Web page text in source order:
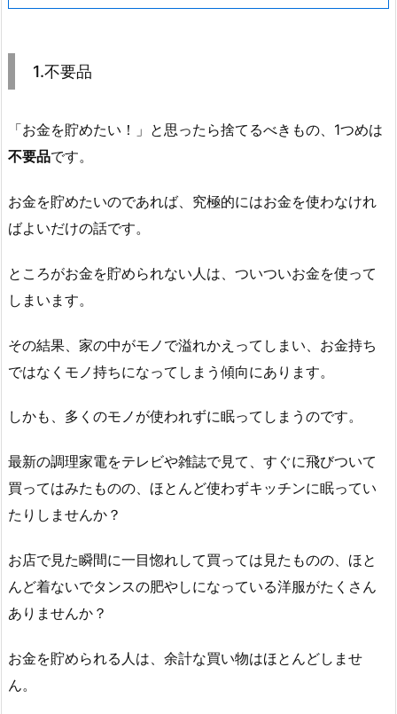
1.不要品
「お金を貯めたい！」と思ったら捨てるべきもの、1つめは
不要品です。
お金を貯めたいのであれば、究極的にはお金を使わなけれ
ばよいだけの話です。
ところがお金を貯められない人は、ついついお金を使って
しまいます。
その結果、家の中がモノで溢れかえってしまい、お金持ち
ではなくモノ持ちになってしまう傾向にあります。
しかも、多くのモノが使われずに眠ってしまうのです。
最新の調理家電をテレビや雑誌で見て、すぐに飛びついて
買ってはみたものの、ほとんど使わずキッチンに眠ってい
たりしませんか？
お店で見た瞬間に一目惚れして買っては見たものの、ほと
んど着ないでタンスの肥やしになっている洋服がたくさん
ありませんか？
お金を貯められる人は、余計な買い物はほとんどしませ
ん。